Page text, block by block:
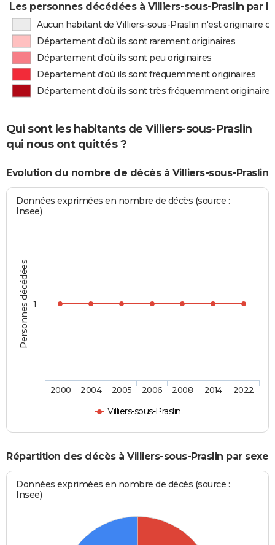
Les personnes décédées à Villiers-sous-Praslin par
Aucun habitant de Villiers-sous-Praslin n'est originaire
Département d'où ils sont rarement originaires
Département d'où ils sont peu originaires
Département d'où ils sont fréquemment originaires
Département d'où ils sont très fréquemment originaires
Qui sont les habitants de Villiers-sous-Praslin
qui nous ont quittés ?
Evolution du nombre de décès à Villiers-sous-Praslin
Personnes décédées
Données exprimées en nombre de décès (source :
Insee)
Villiers-sous-Praslin
2000 2004 2005 2006 2008 2014 2022
1
Répartition des décès à Villiers-sous-Praslin par sexe
Données exprimées en nombre de décès (source :
Insee)